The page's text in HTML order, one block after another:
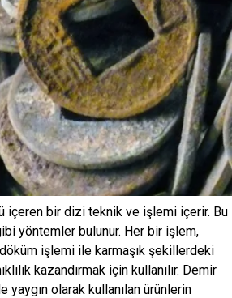
içeren bir dizi teknik ve işlemi içerir. Bu
yöntemler bulunur. Her bir işlem,
işlemi ile karmaşık şekillerdeki
kazandırmak için kullanılır. Demir
olarak kullanılan ürünlerin